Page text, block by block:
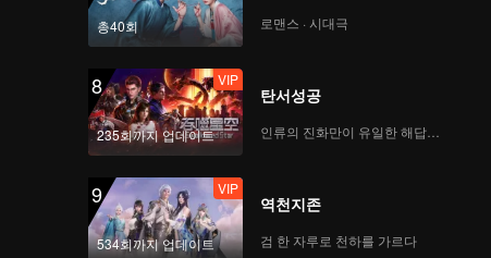
총40회 로맨스 · 시대극
8
235회까지 업데이트
VIP
탄서성공
인류의 진화만이 유일한 해답이다
9
534회까지 업데이트
VIP
역천지존
검 한 자루로 천하를 가르다